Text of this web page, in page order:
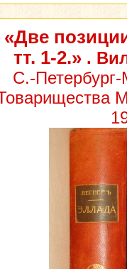
«Две
тт. 1-2.».
С.-